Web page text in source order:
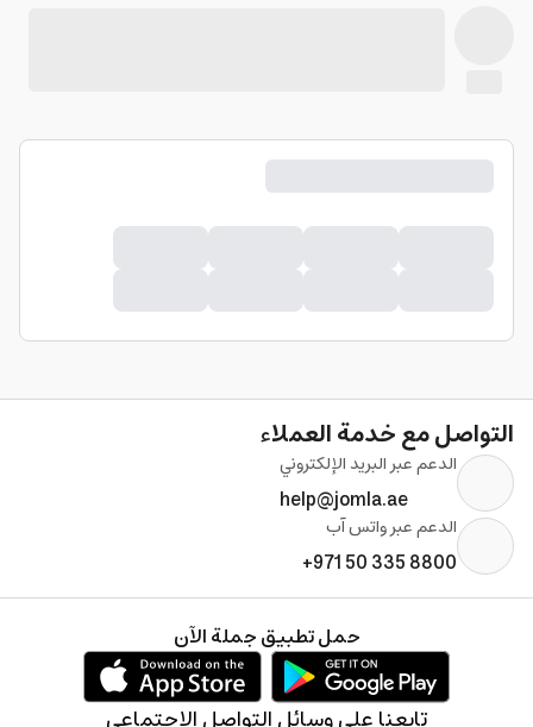
التواصل مع خدمة العملاء
الدعم عبر البريد الإلكتروني
help@jomla.ae
الدعم عبر واتس آب
+971 50 335 8800
حمل تطبيق جملة الآن